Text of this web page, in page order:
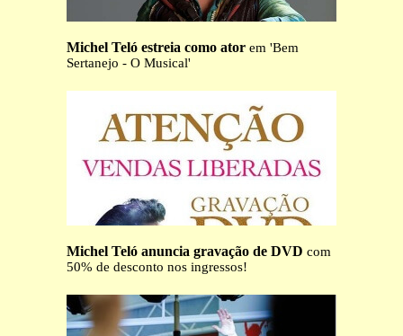
Michel Teló estreia como ator em 'Bem
Sertanejo - O Musical'
Michel Teló anuncia gravação de DVD com
50% de desconto nos ingressos!